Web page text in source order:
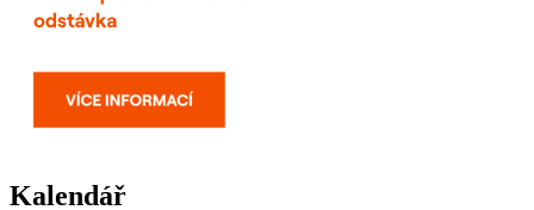
Kalendář